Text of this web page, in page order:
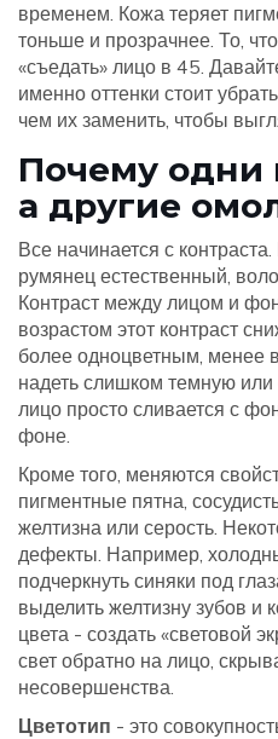
временем. Кожа теряет
тоньше и прозрачнее. То,
«съедать» лицо в 45.
именно оттенки стоит
чем их заменить, чтобы
Почему одни
а другие
Все начинается с
румянец естественный,
Контраст между лицом и
возрастом этот контраст
более одноцветным, менее
надеть слишком темную
лицо просто сливается с
фоне.
Кроме того, меняются
пигментные пятна,
желтизна или серость.
дефекты. Например,
подчеркнуть синяки под
выделить желтизну зубов и
цвета - создать «световой
свет обратно на лицо,
несовершенства.
Цветотип - это